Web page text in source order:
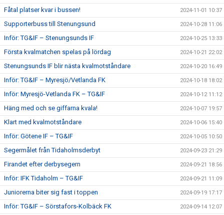
Fåtal platser kvar i bussen! 2024-11-01 10:37
Supporterbuss till Stenungsund 2024-10-28 11:06
Inför: TG&IF – Stenungsunds IF 2024-10-25 13:33
Första kvalmatchen spelas på lördag 2024-10-21 22:02
Stenungsunds IF blir nästa kvalmotståndare 2024-10-20 16:49
Inför: TG&IF – Myresjö/Vetlanda FK 2024-10-18 18:02
Inför: Myresjö-Vetlanda FK – TG&IF 2024-10-12 11:12
Häng med och se giffarna kvala! 2024-10-07 19:57
Klart med kvalmotståndare 2024-10-06 15:40
Inför: Götene IF – TG&IF 2024-10-05 10:50
Segermålet från Tidaholmsderbyt 2024-09-23 21:29
Firandet efter derbysegern 2024-09-21 18:56
Inför: IFK Tidaholm – TG&IF 2024-09-21 11:09
Juniorerna biter sig fast i toppen 2024-09-19 17:17
Inför: TG&IF – Sörstafors-Kolbäck FK 2024-09-14 12:07